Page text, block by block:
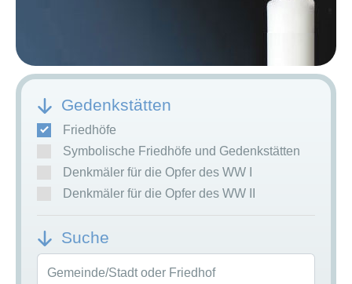
Gedenkstätten
Friedhöfe
Symbolische Friedhöfe und Gedenkstätten
Denkmäler für die Opfer des WW I
Denkmäler für die Opfer des WW II
Suche
Gemeinde/Stadt oder Friedhof